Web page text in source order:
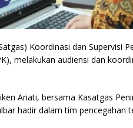
Koordinasi dan Supervisi
melakukan audiensi dan
Ariati, bersama Kasatgas
hadir dalam tim pencegahan